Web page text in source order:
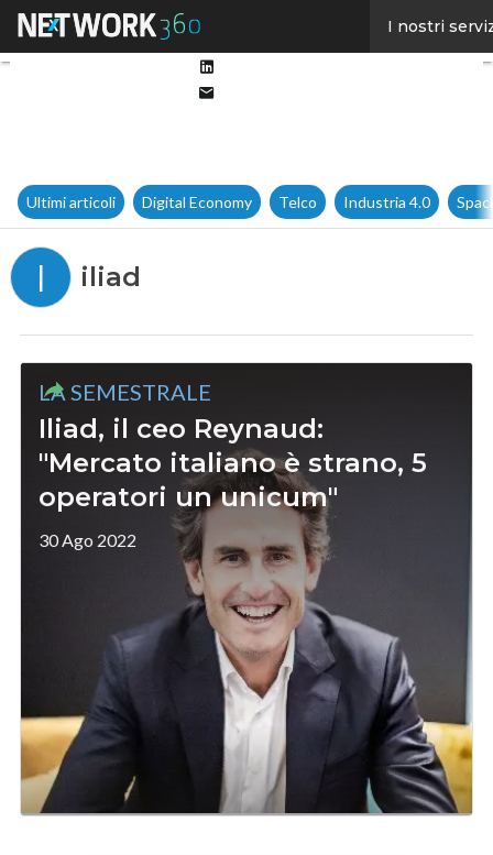
I nostri
Ultimi articoli Digital Economy Telco Industria 4.0
I iliad
LA SEMESTRALE
Iliad, il ceo Reynaud:
"Mercato italiano è strano, 5
operatori un unicum"
30 Ago 2022